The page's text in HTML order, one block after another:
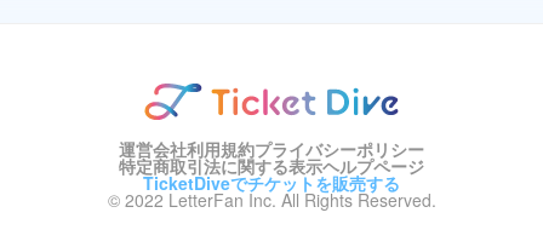
運営会社利用規約プライバシーポリシー
特定商取引法に関する表示ヘルプページ
TicketDiveでチケットを販売する
© 2022 LetterFan Inc. All Rights Reserved.